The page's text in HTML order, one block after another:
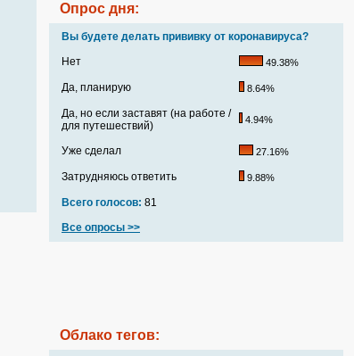
Опрос дня:
Вы будете делать прививку от коронавируса?
Нет
49.38%
Да, планирую 8.64%
Да, но если заставят (на работе /
для путешествий)
4.94%
Уже сделал 27.16%
Затрудняюсь ответить 9.88%
Всего голосов: 81
Все опросы >>
Облако тегов: